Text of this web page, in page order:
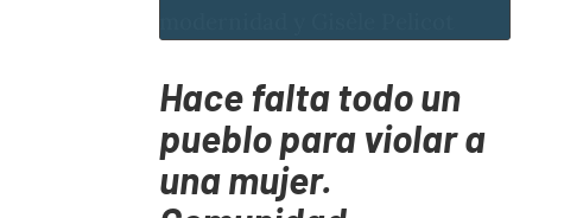
Hace falta todo un
pueblo para violar a
una mujer.